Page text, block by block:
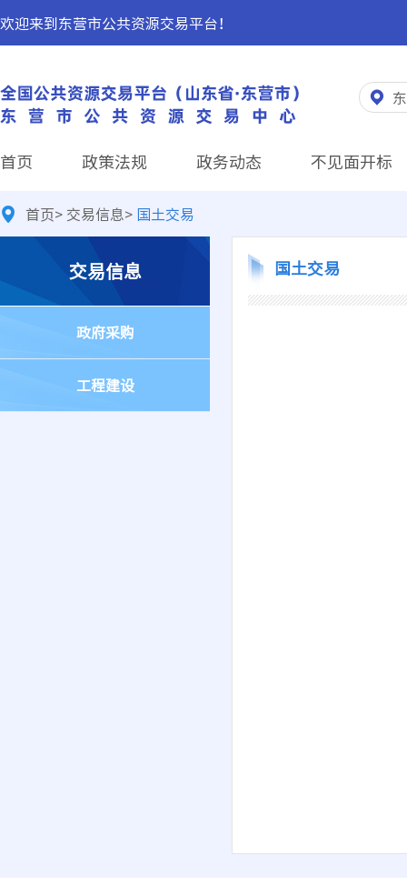
欢迎来到东营市公共资源交易平台！
首页 政策法规 政务动态 不见面开标
首页> 交易信息> 国土交易
交易信息
政府采购
工程建设
国土交易